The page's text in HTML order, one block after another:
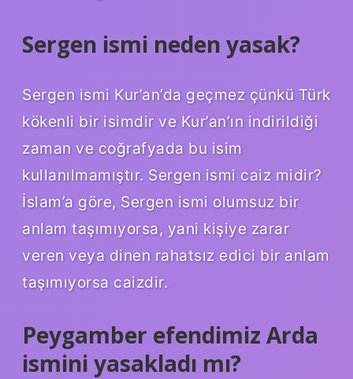
Sergen ismi neden yasak?
Sergen ismi Kur’an’da geçmez çünkü Türk
kökenli bir isimdir ve Kur’an’ın indirildiği
zaman ve coğrafyada bu isim
kullanılmamıştır. Sergen ismi caiz midir?
İslam’a göre, Sergen ismi olumsuz bir
anlam taşımıyorsa, yani kişiye zarar
veren veya dinen rahatsız edici bir anlam
taşımıyorsa caizdir.
Peygamber efendimiz Arda
ismini yasakladı mı?